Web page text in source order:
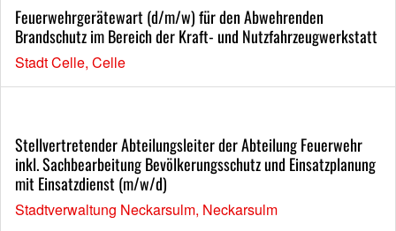
Feuerwehrgerätewart (d/m/w) für den Abwehrenden
Brandschutz im Bereich der Kraft- und Nutzfahrzeugwerkstatt
Stadt Celle, Celle
Stellvertretender Abteilungsleiter der Abteilung Feuerwehr
inkl. Sachbearbeitung Bevölkerungsschutz und Einsatzplanung
mit Einsatzdienst (m/w/d)
Stadtverwaltung Neckarsulm, Neckarsulm